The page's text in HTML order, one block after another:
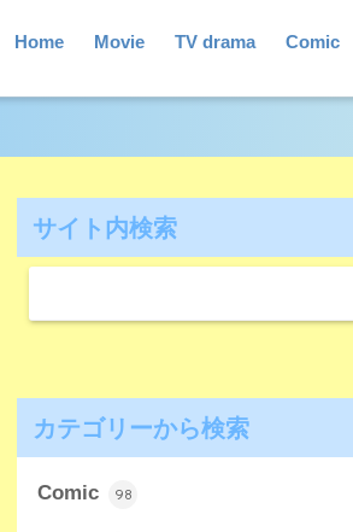
Home Movie TV drama Comic
サイト内検索
カテゴリーから検索
Comic 98